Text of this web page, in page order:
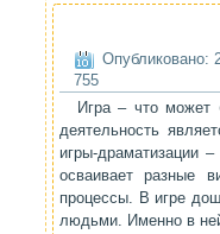
Опубликовано:
755
Игра – что может
деятельность
игры-драматизации
осваивает разные
процессы. В игре
людьми. Именно в